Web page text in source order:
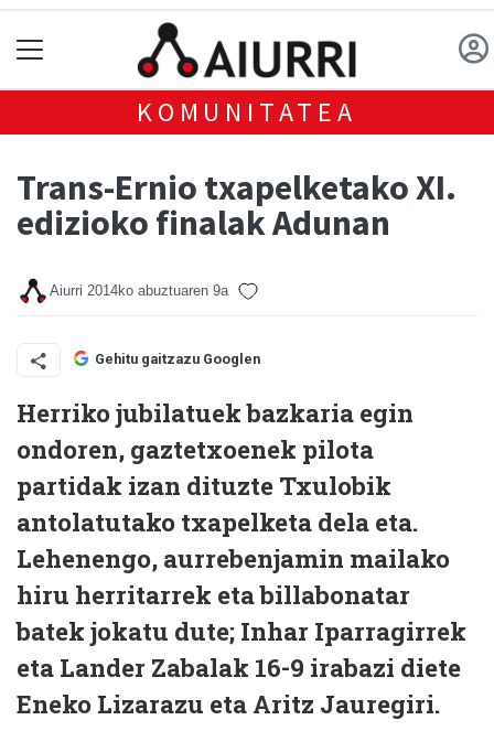
KOMUNITATEA
Trans-Ernio txapelketako XI.
edizioko finalak Adunan
Aiurri 2014ko abuztuaren 9a
Gehitu gaitzazu Googlen
Herriko jubilatuek bazkaria egin
ondoren, gaztetxoenek pilota
partidak izan dituzte Txulobik
antolatutako txapelketa dela eta.
Lehenengo, aurrebenjamin mailako
hiru herritarrek eta billabonatar
batek jokatu dute; Inhar Iparragirrek
eta Lander Zabalak 16-9 irabazi diete
Eneko Lizarazu eta Aritz Jauregiri.